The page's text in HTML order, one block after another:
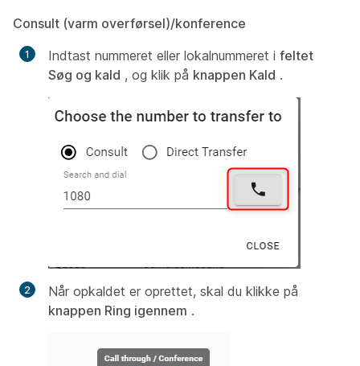
Consult (varm overførsel)/konference
Indtast nummeret eller lokalnummeret i feltet
Søg og kald , og klik på knappen Kald .
Når opkaldet er oprettet, skal du klikke på
knappen Ring igennem .